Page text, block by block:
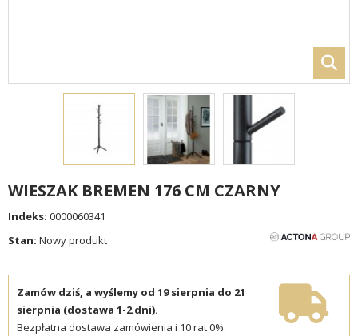
WIESZAK BREMEN 176 CM CZARNY
Indeks: 0000060341
Stan: Nowy produkt
Zamów dziś, a wyślemy od 19 sierpnia do 21
sierpnia (dostawa 1-2 dni).
Bezpłatna dostawa zamówienia i 10 rat 0%.